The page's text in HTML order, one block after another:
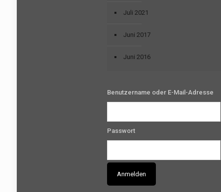
Juli 2021
Juni 2017
Juni 2016
Benutzername oder E-Mail-Adresse
Passwort